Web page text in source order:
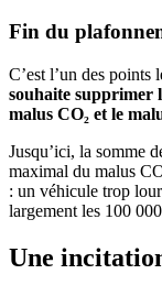
Fin du
C’est l’un des points
souhaite supprimer
malus CO₂ et le
Jusqu’ici, la somme
maximal du malus
: un véhicule trop
largement les 100
Une